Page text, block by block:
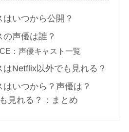
いつから公開？
声優は誰？
：声優キャスト一覧
Netflix以外でも見れる？
いつから？声優は？
見れる？：まとめ